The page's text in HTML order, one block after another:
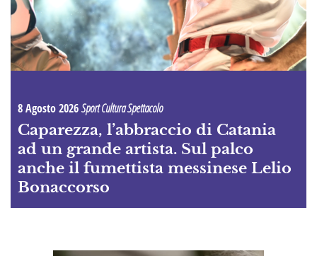
8 Agosto 2026Sport Cultura Spettacolo
Caparezza, l’abbraccio di Catania
ad un grande artista. Sul palco
anche il fumettista messinese Lelio
Bonaccorso